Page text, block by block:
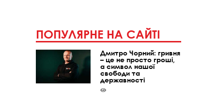
ПОПУЛЯРНЕ НА САЙТІ
Дмитро Чорний: гривня
– це не просто гроші,
а символ нашої
свободи та
державності